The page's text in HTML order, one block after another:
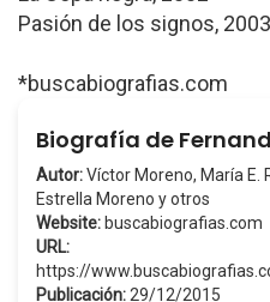
Pasión de los signos, 2003
*buscabiografias.com
Biografía de
Autor:Víctor Moreno, María E.
Estrella Moreno y otros
Website: buscabiografias.com
URL:
https://
Publicación: 29/12/2015